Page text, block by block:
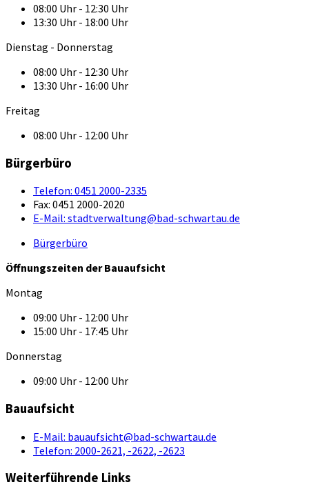
08:00 Uhr - 12:30 Uhr
13:30 Uhr - 18:00 Uhr
Dienstag - Donnerstag
08:00 Uhr - 12:30 Uhr
13:30 Uhr - 16:00 Uhr
Freitag
08:00 Uhr - 12:00 Uhr
Bürgerbüro
Telefon: 0451 2000-2335
Fax: 0451 2000-2020
E-Mail: stadtverwaltung@bad-schwartau.de
Bürgerbüro
Öffnungszeiten der Bauaufsicht
Montag
09:00 Uhr - 12:00 Uhr
15:00 Uhr - 17:45 Uhr
Donnerstag
09:00 Uhr - 12:00 Uhr
Bauaufsicht
E-Mail: bauaufsicht@bad-schwartau.de
Telefon: 2000-2621, -2622, -2623
Weiterführende Links